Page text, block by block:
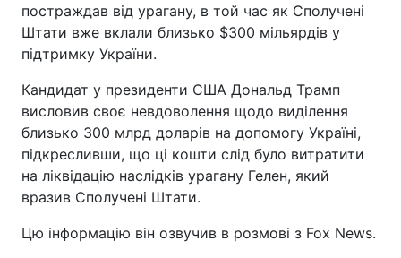
постраждав від урагану, в той час як Сполучені
Штати вже вклали близько $300 мільярдів у
підтримку України.
Кандидат у президенти США Дональд Трамп
висловив своє невдоволення щодо виділення
близько 300 млрд доларів на допомогу Україні,
підкресливши, що ці кошти слід було витратити
на ліквідацію наслідків урагану Гелен, який
вразив Сполучені Штати.
Цю інформацію він озвучив в розмові з Fox News.